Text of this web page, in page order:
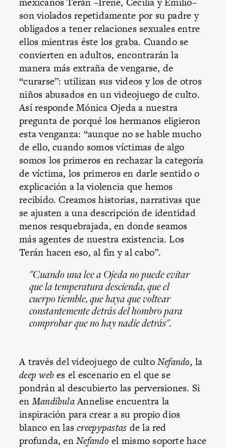
son violados repetidamente por su padre y
obligados a tener relaciones sexuales entre
ellos mientras éste los graba. Cuando se
convierten en adultos, encontrarán la
manera más extraña de vengarse, de
“curarse”: utilizan sus videos y los de otros
niños abusados en un videojuego de culto.
Así responde Mónica Ojeda a nuestra
pregunta de porqué los hermanos eligieron
esta venganza: “aunque no se hable mucho
de ello, cuando somos víctimas de algo
somos los primeros en rechazar la categoría
de víctima, los primeros en darle sentido o
explicación a la violencia que hemos
recibido. Creamos historias, narrativas que
se ajusten a una descripción de identidad
menos resquebrajada, en donde seamos
más agentes de nuestra existencia. Los
Terán hacen eso, al fin y al cabo”.
"Cuando una lee a Ojeda no puede evitar
que la temperatura descienda, que el
cuerpo tiemble, que haya que voltear
constantemente detrás del hombro para
comprobar que no hay nadie detrás".
A través del videojuego de cultoNefando, la
deep webes el escenario en el que se
pondrán al descubierto las perversiones. Si
enMandíbulaAnnelise encuentra la
inspiración para crear a su propio dios
blanco en lascreepypastas de la red
profunda, enNefando el mismo soporte hace